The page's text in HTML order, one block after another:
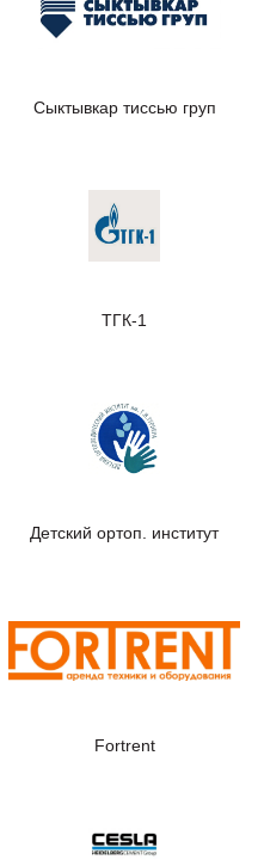
Сыктывкар тиссью груп
ТГК-1
Детский ортоп. институт
Fortrent